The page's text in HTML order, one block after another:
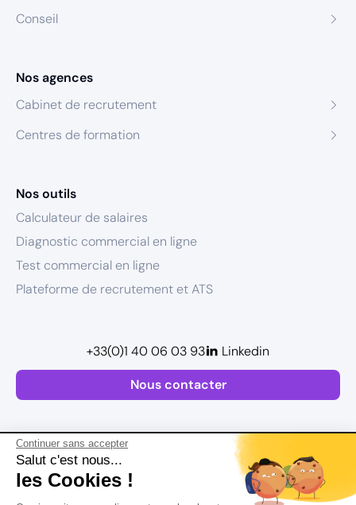
Continuer sans accepter
Salut c'est nous...
les Cookies !
Conseil
Nos agences
Cabinet de recrutement
Centres de formation
Nos outils
Calculateur de salaires
Diagnostic commercial en ligne
Test commercial en ligne
Plateforme de recrutement et ATS
Nous contacter
+33(0)1 40 06 03 93 Linkedin